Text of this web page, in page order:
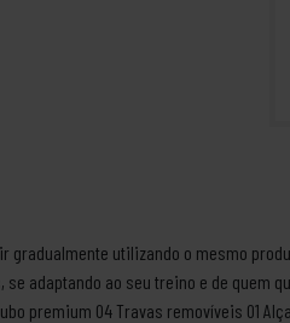
gradualmente utilizando o mesmo
adaptando ao seu treino e de quem
Tubo premium 04 Travas removíveis 01